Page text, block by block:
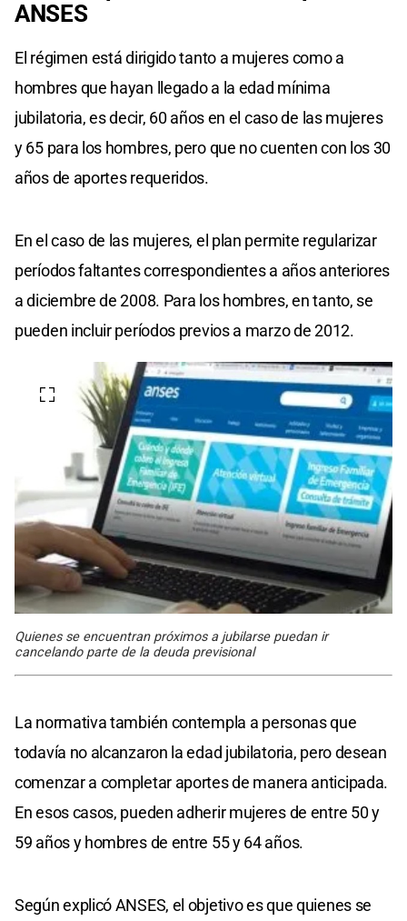
ANSES
El régimen está dirigido tanto a mujeres como a
hombres que hayan llegado a la edad mínima
jubilatoria, es decir, 60 años en el caso de las mujeres
y 65 para los hombres, pero que no cuenten con los 30
años de aportes requeridos.
En el caso de las mujeres, el plan permite regularizar
períodos faltantes correspondientes a años anteriores
a diciembre de 2008. Para los hombres, en tanto, se
pueden incluir períodos previos a marzo de 2012.
Quienes se encuentran próximos a jubilarse puedan ir
cancelando parte de la deuda previsional
La normativa también contempla a personas que
todavía no alcanzaron la edad jubilatoria, pero desean
comenzar a completar aportes de manera anticipada.
En esos casos, pueden adherir mujeres de entre 50 y
59 años y hombres de entre 55 y 64 años.
Según explicó ANSES, el objetivo es que quienes se